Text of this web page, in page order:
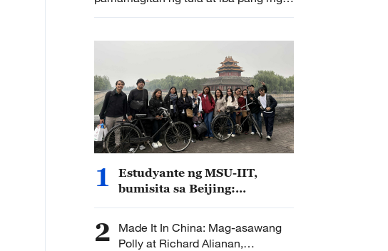
obra
1
Estudyante ng MSU-IIT,
bumisita sa Beijing:
Tsina, pinalakas
2
Made It In China: Mag-asawang
Polly at Richard Alianan,